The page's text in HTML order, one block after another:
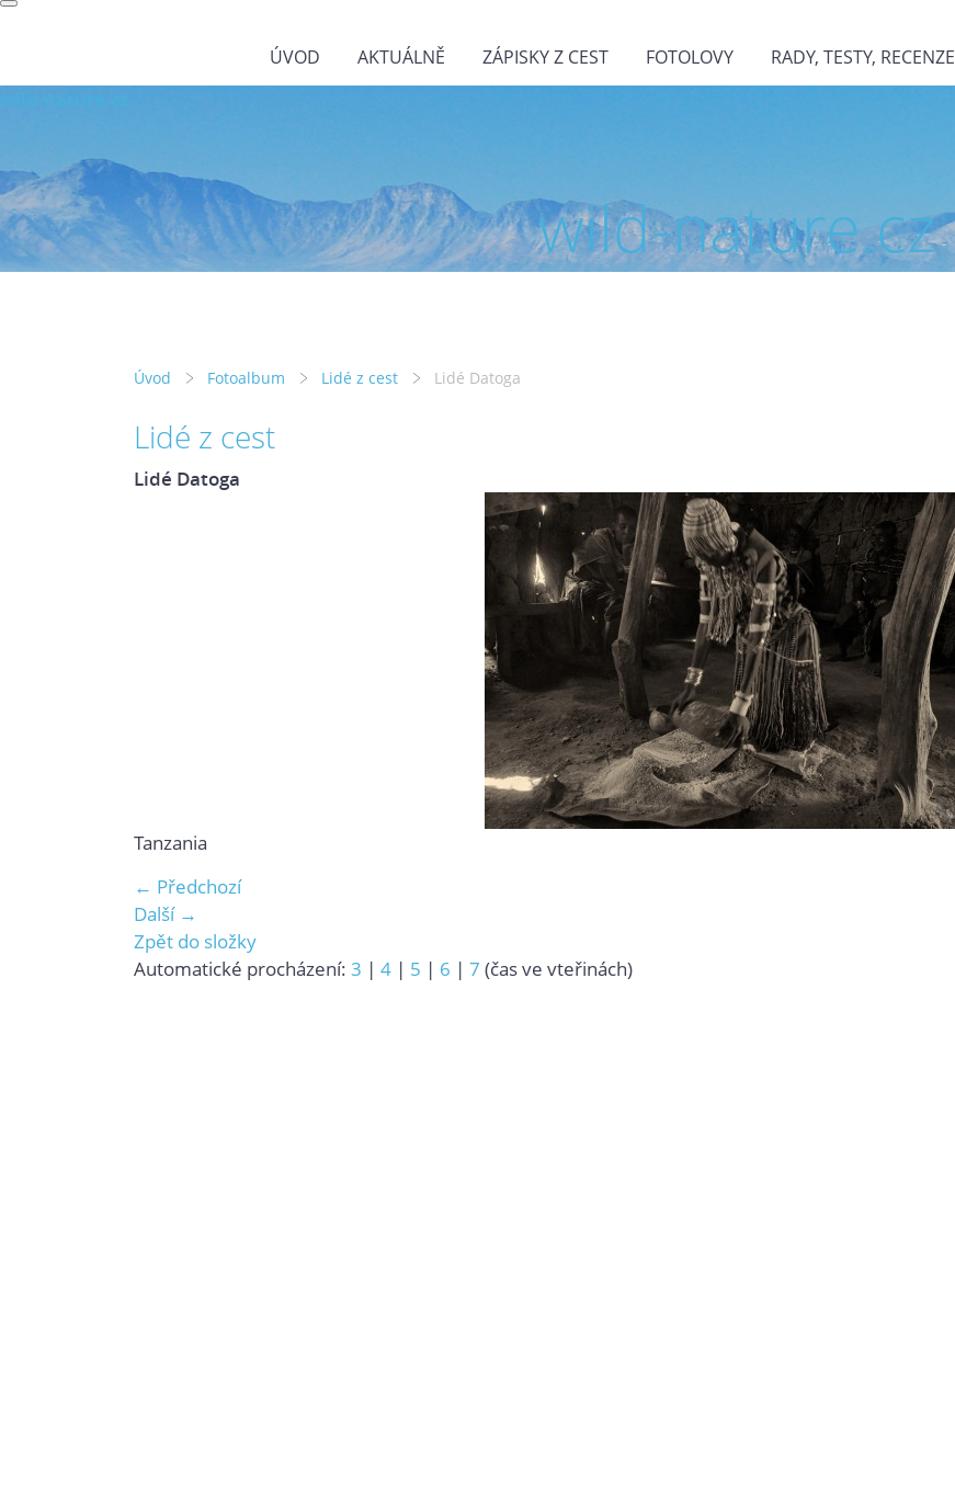
ÚVOD AKTUÁLNĚ ZÁPISKY Z CEST FOTOLOVY RADY, TESTY, RECENZE
wild-nature.cz
Úvod Fotoalbum Lidé z cest Lidé Datoga
Lidé z cest
Lidé Datoga
Tanzania
← Předchozí
Další →
Zpět do složky
Automatické procházení: 3 | 4 | 5 | 6 | 7 (čas ve vteřinách)